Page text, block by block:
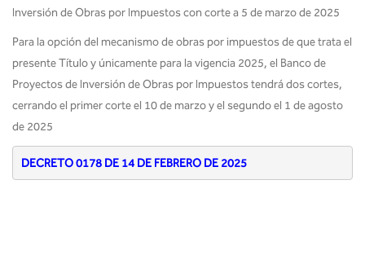
Inversión de Obras por Impuestos con corte a 5 de marzo de 2025
Para la opción del mecanismo de obras por impuestos de que trata el
presente Título y únicamente para la vigencia 2025, el Banco de
Proyectos de Inversión de Obras por Impuestos tendrá dos cortes,
cerrando el primer corte el 10 de marzo y el segundo el 1 de agosto
de 2025
DECRETO 0178 DE 14 DE FEBRERO DE 2025